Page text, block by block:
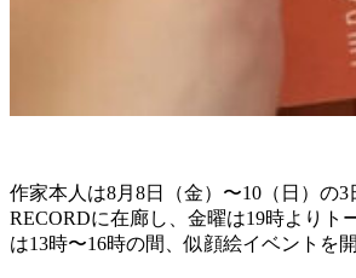
作家本人は8月8日（金）〜10（日）の3
RECORDに在廊し、金曜は19時よりト
は13時〜16時の間、似顔絵イベントを開